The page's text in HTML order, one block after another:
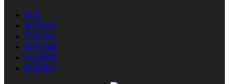
首页
走进沃达
产品中心
合作共赢
行业新闻
联系我们